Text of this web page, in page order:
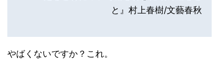
と』村上春樹/文藝春秋
やばくないですか？これ。